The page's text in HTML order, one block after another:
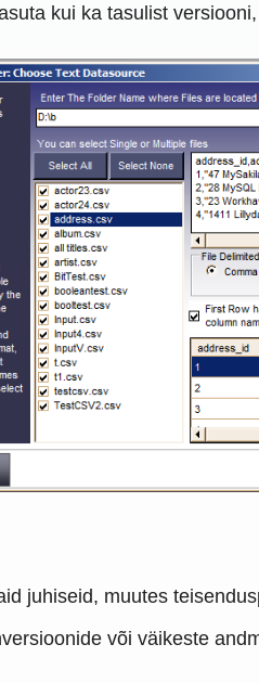
kui ka tasulist
juhiseid, muutes
või väikeste